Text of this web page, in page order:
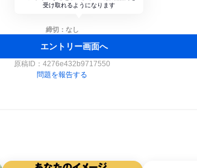
受け取れるようになります
締切：なし
エントリー画面へ
原稿ID： 4276e432b9717550
問題を報告する